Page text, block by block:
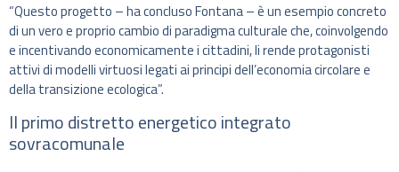
“Questo progetto – ha concluso Fontana – è un esempio concreto
di un vero e proprio cambio di paradigma culturale che, coinvolgendo
e incentivando economicamente i cittadini, li rende protagonisti
attivi di modelli virtuosi legati ai principi dell’economia circolare e
della transizione ecologica”.
Il primo distretto energetico integrato
sovracomunale